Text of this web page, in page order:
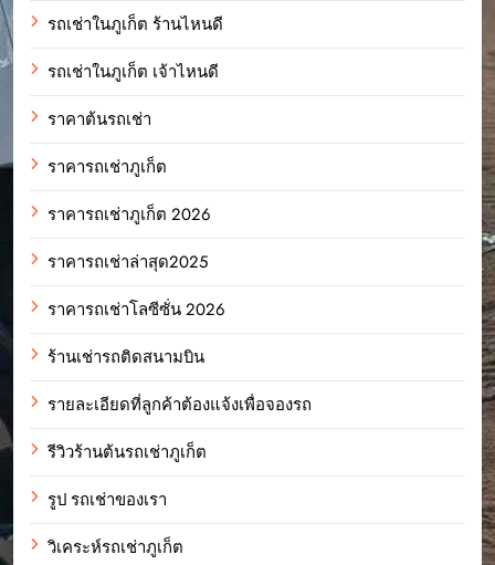
รถเช่าในภูเก็ต ร้านไหนดี
รถเช่าในภูเก็ต เจ้าไหนดี
ราคาต้นรถเช่า
ราคารถเช่าภูเก็ต
ราคารถเช่าภูเก็ต 2026
ราคารถเช่าล่าสุด2025
ราคารถเช่าโลซีซั่น 2026
ร้านเช่ารถติดสนามบิน
รายละเอียดที่ลูกค้าต้องแจ้งเพื่อจองรถ
รีวิวร้านต้นรถเช่าภูเก็ต
รูป รถเช่าของเรา
วิเคระห์รถเช่าภูเก็ต